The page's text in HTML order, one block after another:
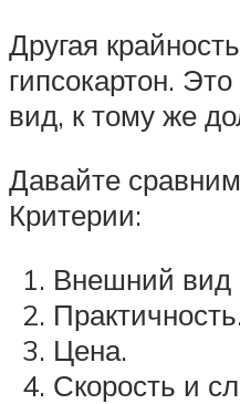
Другая
гипсокартон.
вид, к тому же
Давайте
Критерии:
Внешний вид
Практичность.
Цена.
Скорость и